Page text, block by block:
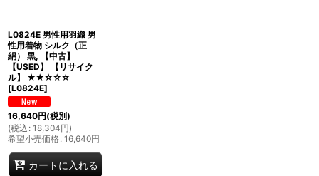
L0824E 男性用羽織 男
性用着物 シルク（正
絹） 黒, 【中古】
【USED】 【リサイク
ル】 ★★☆☆☆
[L0824E]
16,640円(税別)
(税込 : 18,304円)
希望小売価格: 16,640円
カートに入れる